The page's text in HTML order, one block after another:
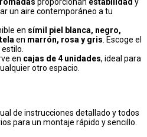
un aire contemporáneo a tu
en símil piel blanca, negro,
tela en marrón, rosa y gris . Escoge el
en cajas de 4 unidades, ideal para
otro espacio.
de instrucciones detallado y todos
para un montaje rápido y sencillo.